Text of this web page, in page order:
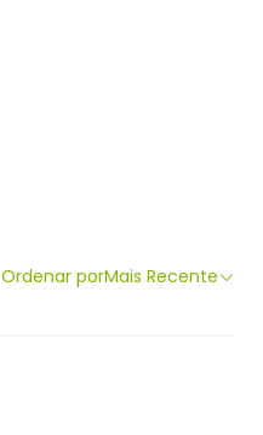
Ordenar porMais Recente